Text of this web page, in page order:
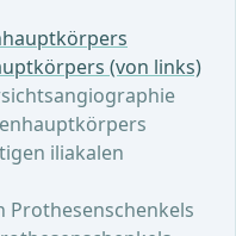
(von links)
iliakalen
Prothesenschenkels